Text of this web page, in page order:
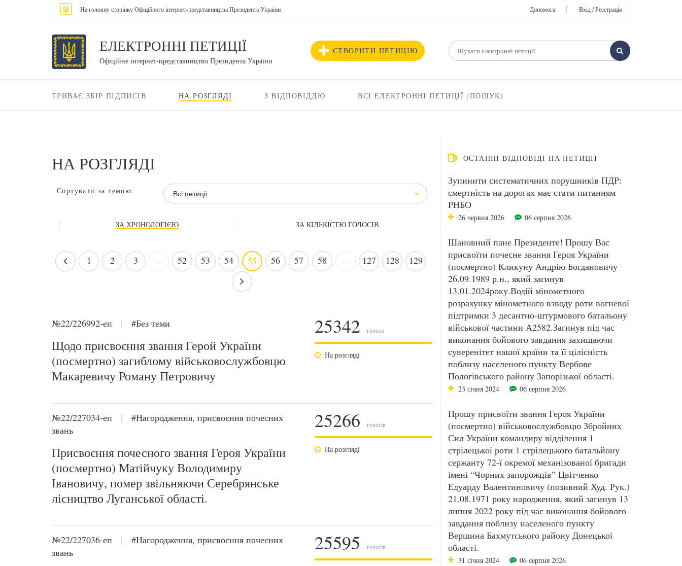
На головну сторінку Офіційного інтернет-представництва Президента України Допомога | Вхід / Реєстрація
ЕЛЕКТРОННІ ПЕТИЦІЇ
Офіційне інтернет-представництво Президента України
СТВОРИТИ ПЕТИЦІЮ
ТРИВАЄ ЗБІР ПІДПИСІВ НА РОЗГЛЯДІ З ВІДПОВІДДЮ ВСІ ЕЛЕКТРОННІ ПЕТИЦІЇ (ПОШУК)
НА РОЗГЛЯДІ
Сортувати за темою: Всі петиції
ЗА ХРОНОЛОГІЄЮ ЗА КІЛЬКІСТЮ ГОЛОСІВ
1 2 3 52 53 54 55 56 57 58 127 128 129
№22/226992-еп | #Без теми
Щодо присвоєння звання Герой України
(посмертно) загиблому військовослужбовцю
Макаревичу Роману Петровичу
25342 голоси
На розгляді
№22/227034-еп |
#Нагородження, присвоєння почесних
звань
Присвоєння почесного звання Героя України
(посмертно) Матійчуку Володимиру
Івановичу, помер звільняючи Серебрянське
лісництво Луганської області.
25266 голосів
На розгляді
№22/227036-еп |
#Нагородження, присвоєння почесних
звань
25595 голосів
ОСТАННІ ВІДПОВІДІ НА ПЕТИЦІЇ
Зупинити систематичних порушників ПДР:
смертність на дорогах має стати питанням
РНБО
26 червня 2026 06 серпня 2026
Шановний пане Президенте! Прошу Вас
присвоїти почесне звання Героя України
(посмертно) Кликуну Андрію Богдановичу
26.09.1989 р.н., який загинув
13.01.2024року.Водій мінометного
розрахунку мінометного взводу роти вогневої
підтримки 3 десантно-штурмового батальону
військової частини А2582.Загинув під час
виконання бойового завдання захищаючи
суверенітет нашої країни та її цілісність
поблизу населеного пункту Вербове
Пологівського району Запорізької області.
23 січня 2024 06 серпня 2026
Прошу присвоїти звання Героя України
(посмертно) військовослужбовцю Збройних
Сил України командиру відділення 1
стрілецької роти 1 стрілецького батальйону
сержанту 72-ї окремої механізованої бригади
імені “Чорних запорожців” Цвітченко
Едуарду Валентиновичу (позивний Худ. Рук.)
21.08.1971 року народження, який загинув 13
липня 2022 року під час виконання бойового
завдання поблизу населеного пункту
Вершина Бахмутського району Донецької
області.
31 січня 2024 06 серпня 2026